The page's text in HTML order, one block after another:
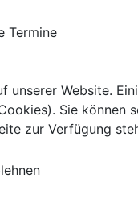
Termine
unserer Website.
Sie können
zur Verfügung